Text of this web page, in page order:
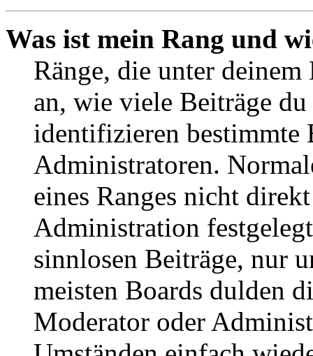
Was ist mein Rang und
Ränge, die unter deinem
an, wie viele Beiträge
identifizieren bestimmte
Administratoren.
eines Ranges nicht
Administration
sinnlosen Beiträge, nur
meisten Boards dulden
Moderator oder